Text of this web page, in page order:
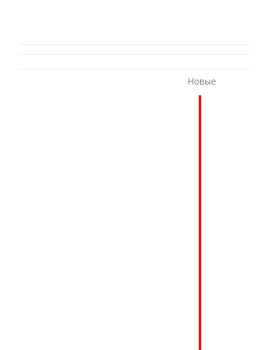
Новые